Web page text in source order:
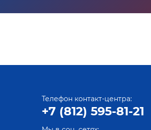
Телефон контакт-центра:
+7 (812) 595-81-21